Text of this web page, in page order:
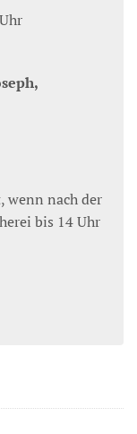
wenn nach der
bis 14 Uhr